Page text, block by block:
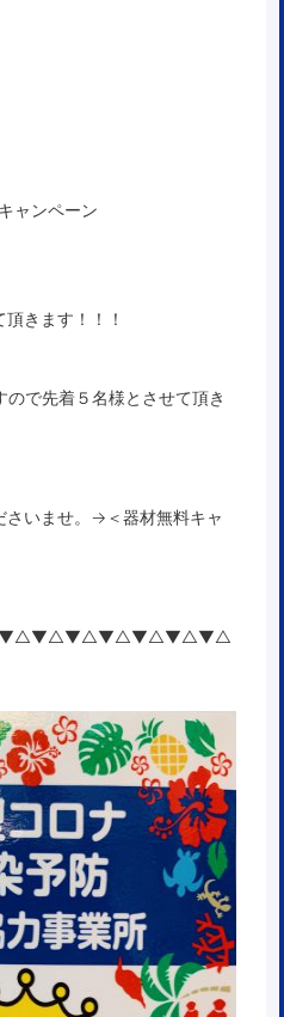
ャンペーン
きます！！！
で先着５名様とさせて頂き
さいませ。→ ＜器材無料キャ